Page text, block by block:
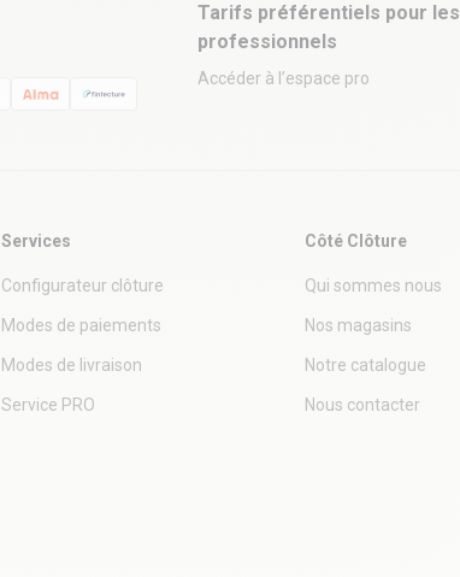
Tarifs préférentiels pour les
professionnels
Accéder à l’espace pro
Services
Configurateur clôture
Modes de paiements
Modes de livraison
Service PRO
Côté Clôture
Qui sommes nous
Nos magasins
Notre catalogue
Nous contacter